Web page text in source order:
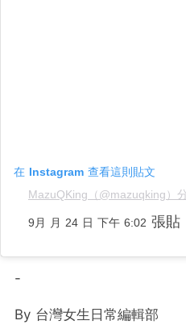
在 Instagram 查看這則貼文
MazuQKing（@mazuqking）
9月 月 24 日 下午 6:02 張貼
-
By 台灣女生日常編輯部